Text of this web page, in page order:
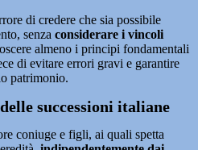
di credere che sia possibile
senza considerare i vincoli
almeno i principi fondamentali
di evitare errori gravi e garantire
patrimonio.
successioni italiane
coniuge e figli, ai quali spetta